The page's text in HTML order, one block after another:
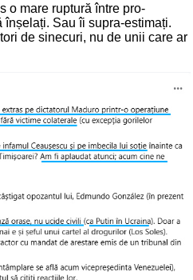
o mare ruptură între pro-
Sau îi supra-estimați.
de sinecuri, nu de unii care ar